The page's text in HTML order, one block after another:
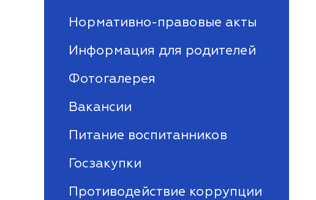
Нормативно-правовые акты
Информация для родителей
Фотогалерея
Вакансии
Питание воспитанников
Госзакупки
Противодействие коррупции